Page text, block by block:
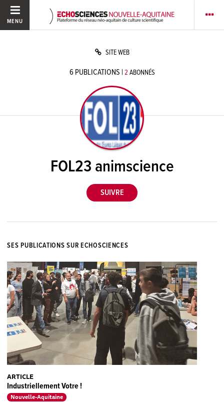
MENU
SITE WEB
6 PUBLICATIONS | 2 ABONNÉS
FOL23 animscience
SES PUBLICATIONS SUR ECHOSCIENCES
ARTICLE
Industriellement Votre !
Nouvelle-Aquitaine